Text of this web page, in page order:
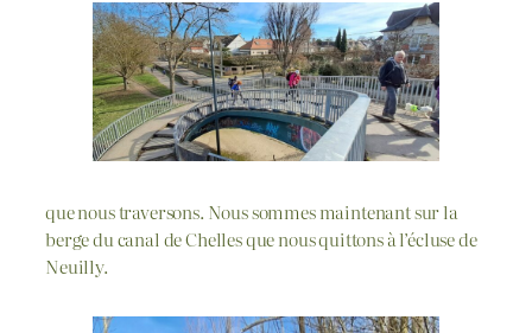
que nous traversons. Nous sommes maintenant sur la
berge du canal de Chelles que nous quittons à l’écluse de
Neuilly.